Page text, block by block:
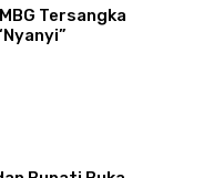
Tersangka